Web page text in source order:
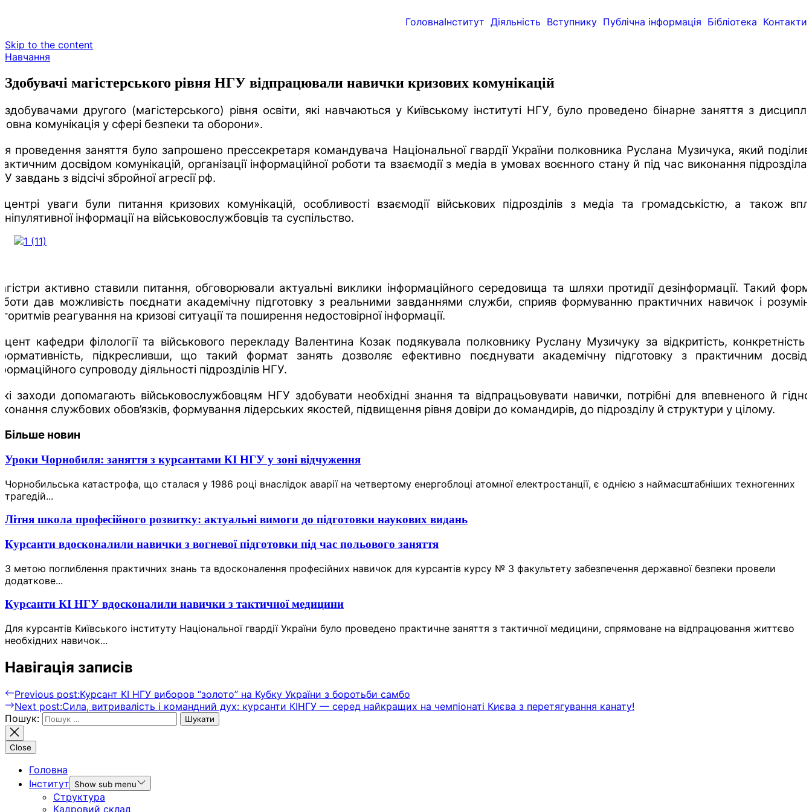
ГоловнаІнститут Діяльність Вступнику Публічна інформація Бібліотека Контакти
Skip to the content
Навчання
Здобувачі магістерського рівня НГУ відпрацювали навички кризових комунікацій
здобувачами другого (магістерського) рівня освіти, які навчаються у Київському інституті НГУ, було проведено бінарне заняття з
комунікація у сфері безпеки та оборони».
проведення заняття було запрошено прессекретаря командувача Національної гвардії України полковника Руслана Музичука, який
досвідом комунікацій, організації інформаційної роботи та взаємодії з медіа в умовах воєнного стану й під час виконання
завдань з відсічі збройної агресії рф.
уваги були питання кризових комунікацій, особливості взаємодії військових підрозділів з медіа та громадськістю, а також
інформації на військовослужбовців та суспільство.
активно ставили питання, обговорювали актуальні виклики інформаційного середовища та шляхи протидії дезінформації. Такий
дав можливість поєднати академічну підготовку з реальними завданнями служби, сприяв формуванню практичних навичок і
реагування на кризові ситуації та поширення недостовірної інформації.
кафедри філології та військового перекладу Валентина Козак подякувала полковнику Руслану Музичуку за відкритість, конкретність
підкресливши, що такий формат занять дозволяє ефективно поєднувати академічну підготовку з практичним
супроводу діяльності підрозділів НГУ.
заходи допомагають військовослужбовцям НГУ здобувати необхідні знання та відпрацьовувати навички, потрібні для впевненого й
службових обов’язків, формування лідерських якостей, підвищення рівня довіри до командирів, до підрозділу й структури у цілому.
Більше новин
Уроки Чорнобиля: заняття з курсантами КІ НГУ у зоні відчуження
Чорнобильська катастрофа, що сталася у 1986 році внаслідок аварії на четвертому енергоблоці атомної електростанції, є однією з наймасштабніших техногенних
трагедій...
Літня школа професійного розвитку: актуальні вимоги до підготовки наукових видань
Курсанти вдосконалили навички з вогневої підготовки під час польового заняття
З метою поглиблення практичних знань та вдосконалення професійних навичок для курсантів курсу № 3 факультету забезпечення державної безпеки провели
додаткове...
Курсанти КІ НГУ вдосконалили навички з тактичної медицини
Для курсантів Київського інституту Національної гвардії України було проведено практичне заняття з тактичної медицини, спрямоване на відпрацювання життєво
необхідних навичок...
Навігація записів
Previous post:Курсант КІ НГУ виборов “золото” на Кубку України з боротьби самбо
Next post:Сила, витривалість і командний дух: курсанти КІНГУ — серед найкращих на чемпіонаті Києва з перетягування канату!
Пошук:
Close
Головна
Інститут
Show sub menu
Структура
Кадровий склад